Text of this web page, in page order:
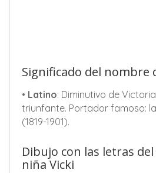
Significado del nombre
• Latino: Diminutivo de
triunfante. Portador famoso:
(1819-1901).
Dibujo con las letras
niña Vicki